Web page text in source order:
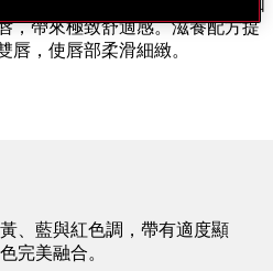
，帶來極致舒適感。滋養配方提
唇，使唇部柔滑細緻。
、藍與紅色調，帶有適度顯
完美融合。